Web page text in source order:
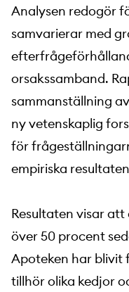
Analysen redogör
samvarierar med
orsakssamband.
sammanställning
ny vetenskaplig
för
empiriska
Resultaten visar
över 50 procent
Apoteken har blivit
tillhör olika kedjor